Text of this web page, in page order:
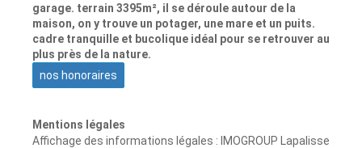
garage. terrain 3395m², il se déroule autour de la
maison, on y trouve un potager, une mare et un puits.
cadre tranquille et bucolique idéal pour se retrouver au
plus près de la nature.
nos honoraires
Mentions légales
Affichage des informations légales : IMOGROUP Lapalisse